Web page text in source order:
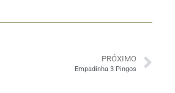
PRÓXIMO
Empadinha 3 Pingos